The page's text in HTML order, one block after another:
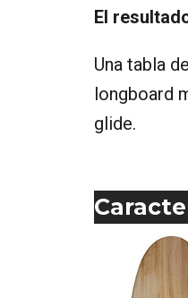
El
Una tabla
longboard
glide.